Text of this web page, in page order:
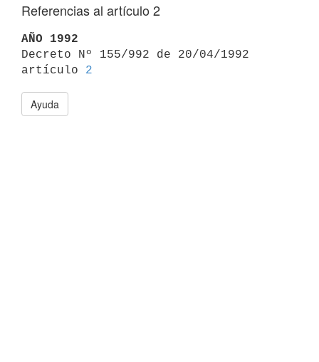
Referencias al artículo 2
AÑO 1992
Decreto Nº 155/992 de 20/04/1992
artículo 2
Ayuda